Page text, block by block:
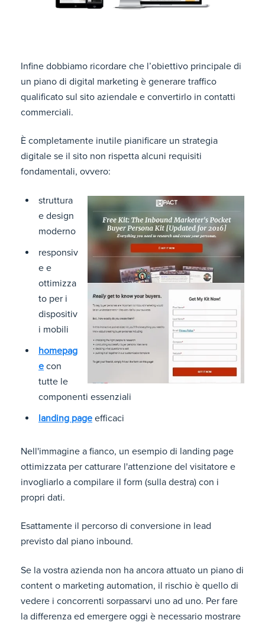
Infine dobbiamo ricordare che l’obiettivo principale di
un piano di digital marketing è generare traffico
qualificato sul sito aziendale e convertirlo in contatti
commerciali.
È completamente inutile pianificare un strategia
digitale se il sito non rispetta alcuni requisiti
fondamentali, ovvero:
struttura
e design
moderno
responsiv
e e
ottimizza
to per i
dispositiv
i mobili
homepag
e con
tutte le
componenti essenziali
landing page efficaci
Nell'immagine a fianco, un esempio di landing page
ottimizzata per catturare l'attenzione del visitatore e
invogliarlo a compilare il form (sulla destra) con i
propri dati.
Esattamente il percorso di conversione in lead
previsto dal piano inbound.
Se la vostra azienda non ha ancora attuato un piano di
content o marketing automation, il rischio è quello di
vedere i concorrenti sorpassarvi uno ad uno. Per fare
la differenza ed emergere oggi è necessario mostrare